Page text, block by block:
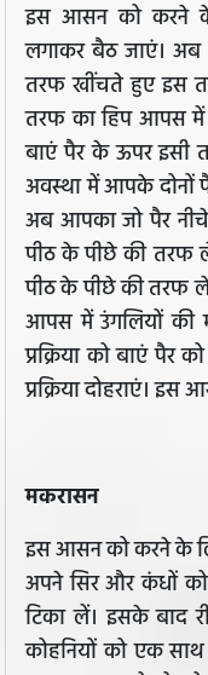
इस आसन को करने
लगाकर बैठ जाएं।
तरफ खींचते हुए इस
तरफ का हिप आपस में
बाएं पैर के ऊपर इसी
अवस्था में आपके दोनों
अब आपका जो पैर
पीठ के पीछे की तरफ
पीठ के पीछे की तरफ
आपस में उंगलियों की
प्रक्रिया को बाएं पैर
प्रक्रिया दोहराएं।
मकरासन
इस आसन को करने के
अपने सिर और कंधों
टिका लें। इसके बाद
कोहनियों को एक